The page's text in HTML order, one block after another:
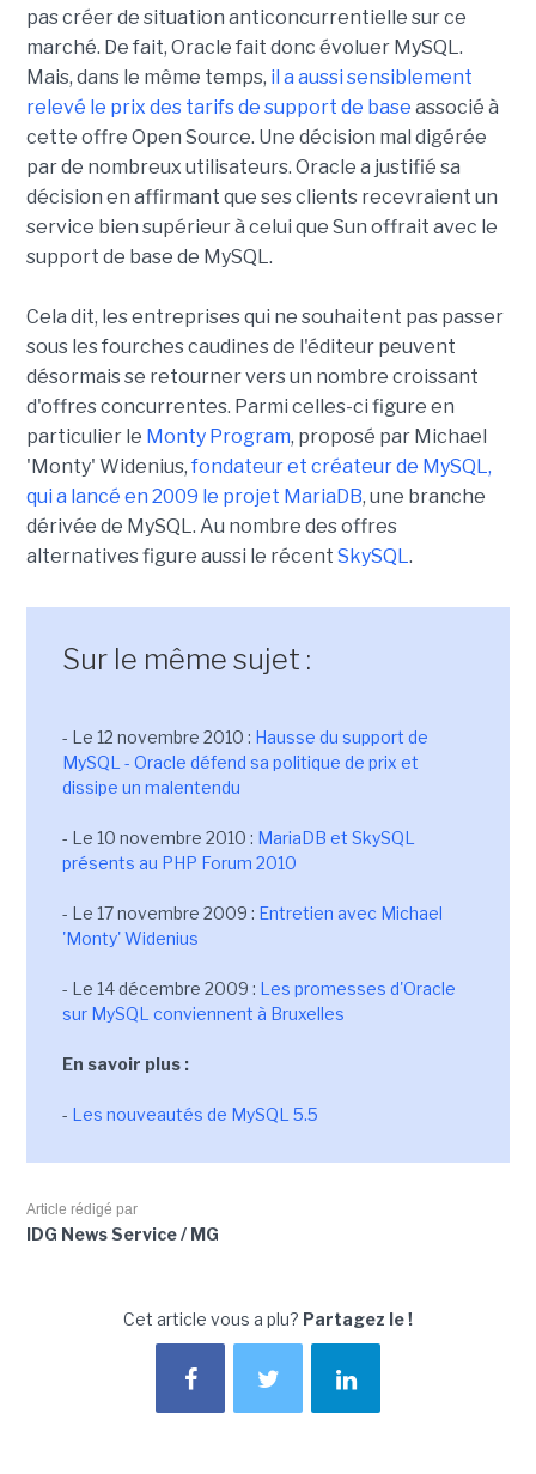
pas créer de situation anticoncurrentielle sur ce
marché. De fait, Oracle fait donc évoluer MySQL.
Mais, dans le même temps, il a aussi sensiblement
relevé le prix des tarifs de support de base associé à
cette offre Open Source. Une décision mal digérée
par de nombreux utilisateurs. Oracle a justifié sa
décision en affirmant que ses clients recevraient un
service bien supérieur à celui que Sun offrait avec le
support de base de MySQL.
Cela dit, les entreprises qui ne souhaitent pas passer
sous les fourches caudines de l'éditeur peuvent
désormais se retourner vers un nombre croissant
d'offres concurrentes. Parmi celles-ci figure en
particulier le Monty Program, proposé par Michael
'Monty' Widenius, fondateur et créateur de MySQL,
qui a lancé en 2009 le projet MariaDB, une branche
dérivée de MySQL. Au nombre des offres
alternatives figure aussi le récent SkySQL.
Sur le même sujet :
- Le 12 novembre 2010 : Hausse du support de
MySQL - Oracle défend sa politique de prix et
dissipe un malentendu
- Le 10 novembre 2010 : MariaDB et SkySQL
présents au PHP Forum 2010
- Le 17 novembre 2009 : Entretien avec Michael
'Monty' Widenius
- Le 14 décembre 2009 : Les promesses d'Oracle
sur MySQL conviennent à Bruxelles
En savoir plus :
- Les nouveautés de MySQL 5.5
Article rédigé par
IDG News Service / MG
Cet article vous a plu? Partagez le !